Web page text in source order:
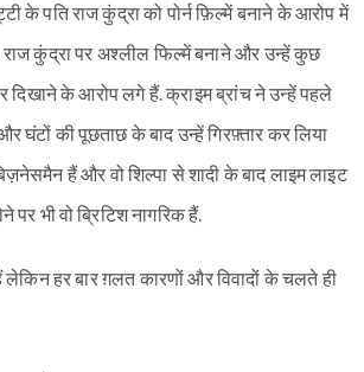
के पति राज कुंद्रा को पोर्न फ़िल्में बनाने के आरोप में
राज कुंद्रा पर अश्लील फिल्में बनाने और उन्हें कुछ
दिखाने के आरोप लगे हैं. क्राइम ब्रांच ने उन्हें पहले
घंटों की पूछताछ के बाद उन्हें गिरफ़्तार कर लिया
हैं और वो शिल्पा से शादी के बाद लाइम लाइट
भी वो ब्रिटिश नागरिक हैं.
लेकिन हर बार ग़लत कारणों और विवादों के चलते ही